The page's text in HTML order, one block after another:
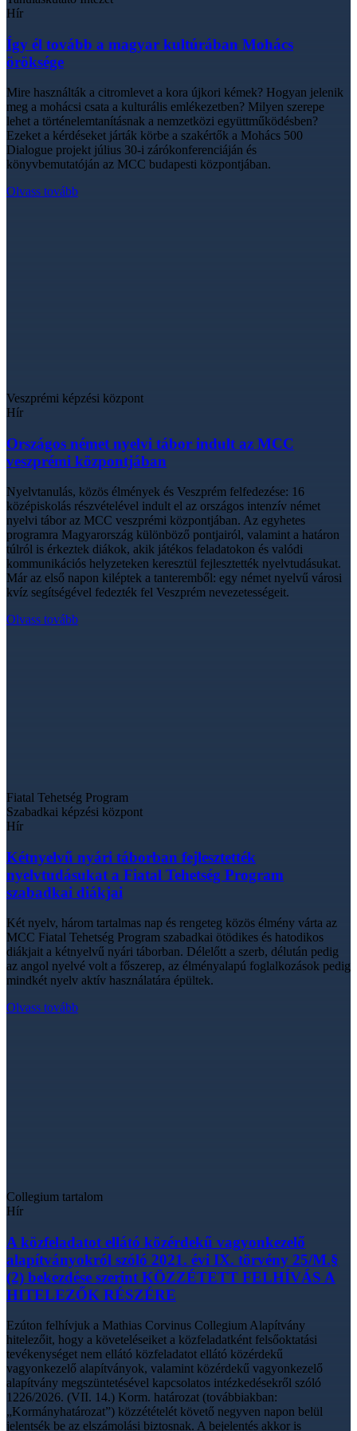
Hír
Így él tovább a magyar kultúrában Mohács
öröksége
Mire használták a citromlevet a kora újkori kémek? Hogyan jelenik
meg a mohácsi csata a kulturális emlékezetben? Milyen szerepe
lehet a történelemtanításnak a nemzetközi együttműködésben?
Ezeket a kérdéseket járták körbe a szakértők a Mohács 500
Dialogue projekt július 30-i zárókonferenciáján és
könyvbemutatóján az MCC budapesti központjában.
Olvass tovább
Veszprémi képzési központ
Hír
Országos német nyelvi tábor indult az MCC
veszprémi központjában
Nyelvtanulás, közös élmények és Veszprém felfedezése: 16
középiskolás részvételével indult el az országos intenzív német
nyelvi tábor az MCC veszprémi központjában. Az egyhetes
programra Magyarország különböző pontjairól, valamint a határon
túlról is érkeztek diákok, akik játékos feladatokon és valódi
kommunikációs helyzeteken keresztül fejlesztették nyelvtudásukat.
Már az első napon kiléptek a tanteremből: egy német nyelvű városi
kvíz segítségével fedezték fel Veszprém nevezetességeit.
Olvass tovább
Fiatal Tehetség Program
Szabadkai képzési központ
Hír
Kétnyelvű nyári táborban fejlesztették
nyelvtudásukat a Fiatal Tehetség Program
szabadkai diákjai
Két nyelv, három tartalmas nap és rengeteg közös élmény várta az
MCC Fiatal Tehetség Program szabadkai ötödikes és hatodikos
diákjait a kétnyelvű nyári táborban. Délelőtt a szerb, délután pedig
az angol nyelvé volt a főszerep, az élményalapú foglalkozások pedig
mindkét nyelv aktív használatára épültek.
Olvass tovább
Collegium tartalom
Hír
A közfeladatot ellátó közérdekű vagyonkezelő
alapítványokról szóló 2021. évi IX. törvény 25/M.§
(2) bekezdése szerint KÖZZÉTETT FELHÍVÁS A
HITELEZŐK RÉSZÉRE
Ezúton felhívjuk a Mathias Corvinus Collegium Alapítvány
hitelezőit, hogy a követeléseiket a közfeladatként felsőoktatási
tevékenységet nem ellátó közfeladatot ellátó közérdekű
vagyonkezelő alapítványok, valamint közérdekű vagyonkezelő
alapítvány megszüntetésével kapcsolatos intézkedésekről szóló
1226/2026. (VII. 14.) Korm. határozat (továbbiakban:
„Kormányhatározat”) közzétételét követő negyven napon belül
jelentsék be az elszámolási biztosnak. A bejelentés akkor is